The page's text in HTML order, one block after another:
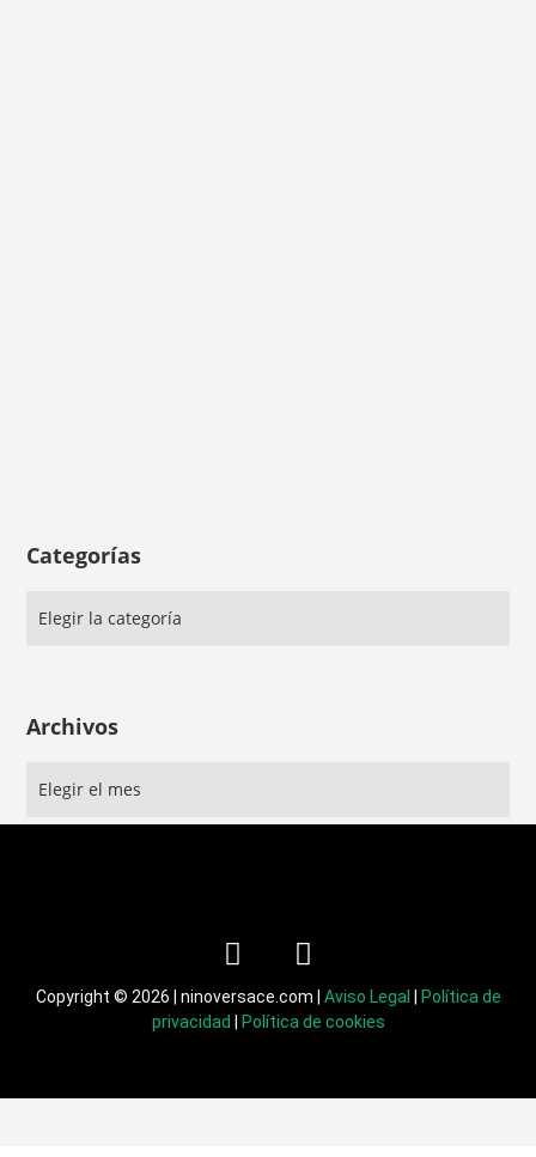
Categorías
Archivos
Copyright © 2026 | ninoversace.com | Aviso Legal
Política de
privacidad
Política de cookies